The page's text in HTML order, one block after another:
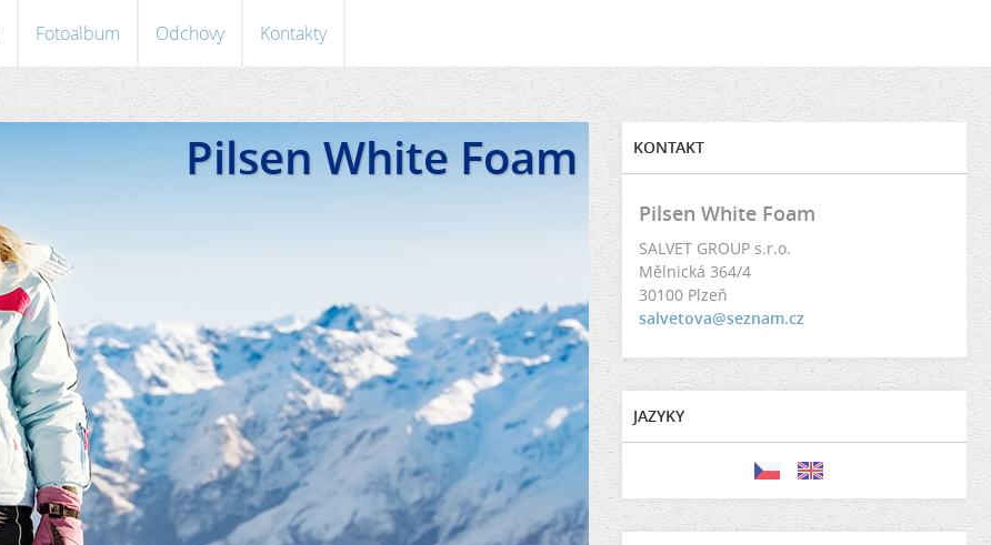
Fotoalbum Odchovy Kontakty
Pilsen White Foam KONTAKT
Pilsen White Foam
SALVET GROUP s.r.o.
Mělnická 364/4
30100 Plzeň
salvetova@seznam.cz
JAZYKY